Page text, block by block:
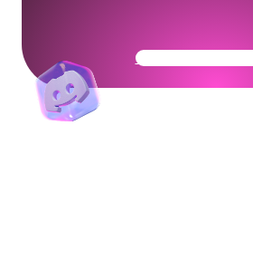
Get Your